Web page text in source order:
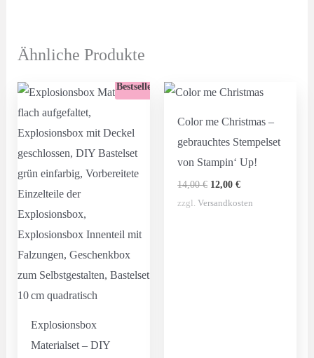
Ähnliche Produkte
Bestseller
Explosionsbox
Materialset – DIY
Color me Christmas –
gebrauchtes Stempelset
von Stampin‘ Up!
14,00€ Ursprünglicher
war:
12,00€Aktueller
ist:
zzgl.Versandkosten